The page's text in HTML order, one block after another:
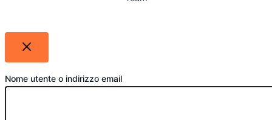
Nome utente o indirizzo email